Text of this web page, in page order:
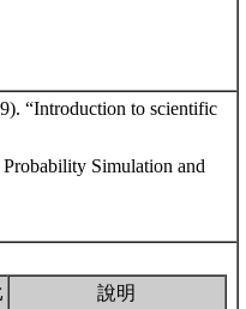
“Introduction to scientific
Simulation and
說明